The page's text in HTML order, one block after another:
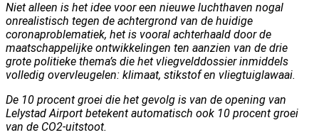
Niet alleen is het idee voor een nieuwe luchthaven nogal
onrealistisch tegen de achtergrond van de huidige
coronaproblematiek, het is vooral achterhaald door de
maatschappelijke ontwikkelingen ten aanzien van de drie
grote politieke thema’s die het vliegvelddossier inmiddels
volledig overvleugelen: klimaat, stikstof en vliegtuiglawaai.
De 10 procent groei die het gevolg is van de opening van
Lelystad Airport betekent automatisch ook 10 procent groei
van de CO2-uitstoot.